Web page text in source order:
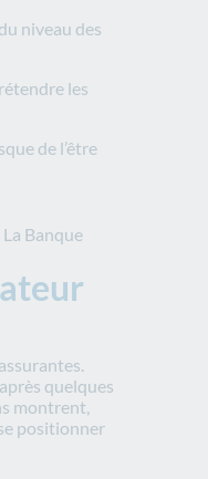
niveau des
les
de l’être
La Banque
quelques
montrent,
positionner